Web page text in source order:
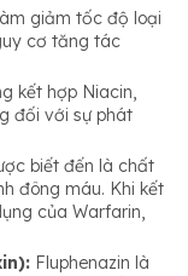
giảm tốc độ loại
cơ tăng tác
kết hợp Niacin,
đối với sự phát
biết đến là chất
đông máu. Khi kết
của Warfarin,
Fluphenazin là